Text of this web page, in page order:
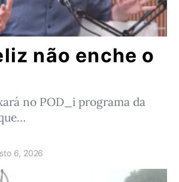
não enche o
no POD_i programa da
6, 2026